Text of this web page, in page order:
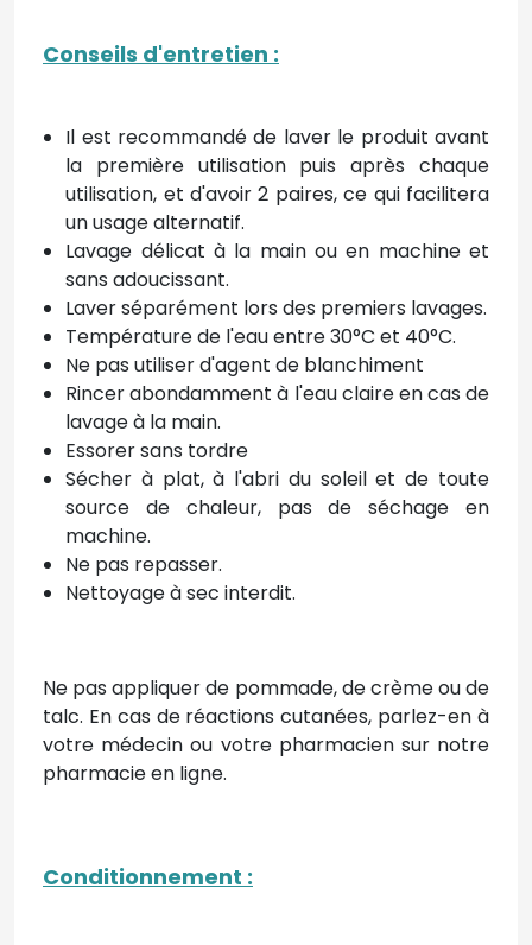
Conseils d'entretien :
Il est recommandé de laver le produit avant
la première utilisation puis après chaque
utilisation, et d'avoir 2 paires, ce qui facilitera
un usage alternatif.
Lavage délicat à la main ou en machine et
sans adoucissant.
Laver séparément lors des premiers lavages.
Température de l'eau entre 30°C et 40°C.
Ne pas utiliser d'agent de blanchiment
Rincer abondamment à l'eau claire en cas de
lavage à la main.
Essorer sans tordre
Sécher à plat, à l'abri du soleil et de toute
source de chaleur, pas de séchage en
machine.
Ne pas repasser.
Nettoyage à sec interdit.
Ne pas appliquer de pommade, de crème ou de
talc. En cas de réactions cutanées, parlez-en à
votre médecin ou votre pharmacien sur notre
pharmacie en ligne.
Conditionnement :